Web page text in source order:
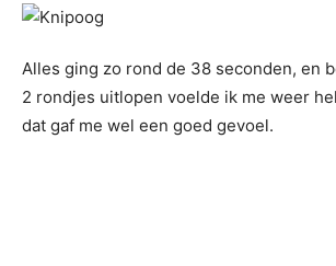
Alles ging zo rond de 38 seconden, en
2 rondjes uitlopen voelde ik me weer
dat gaf me wel een goed gevoel.